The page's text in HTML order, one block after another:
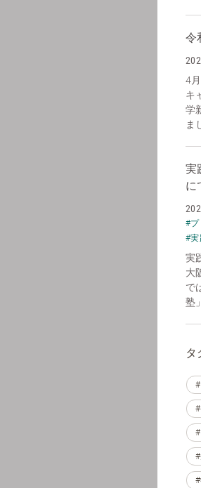
令
4
キ
学
ま
実
に
#プ
#実
実
大
で
塾
タ